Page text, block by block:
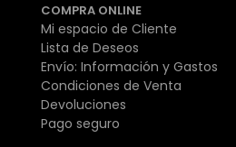
COMPRA ONLINE
Mi espacio de Cliente
Lista de Deseos
Envío: Información y Gastos
Condiciones de Venta
Devoluciones
Pago seguro